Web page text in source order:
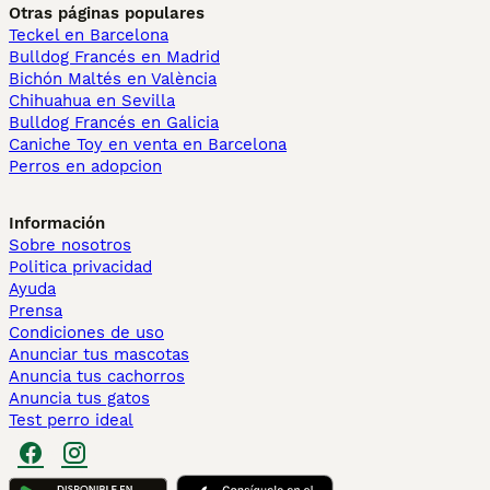
Otras páginas populares
Teckel en Barcelona
Bulldog Francés en Madrid
Bichón Maltés en València
Chihuahua en Sevilla
Bulldog Francés en Galicia
Caniche Toy en venta en Barcelona
Perros en adopcion
Información
Sobre nosotros
Politica privacidad
Ayuda
Prensa
Condiciones de uso
Anunciar tus mascotas
Anuncia tus cachorros
Anuncia tus gatos
Test perro ideal